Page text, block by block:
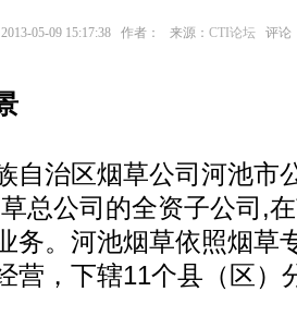
2013-05-09 15:17:38 作者： 来源： CTI论坛 评论
治区烟草公司河池市
总公司的全资子公司,
务。河池烟草依照烟草
营，下辖11个县（区）